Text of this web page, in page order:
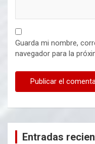
Guarda mi nombre,
navegador para la
Entradas